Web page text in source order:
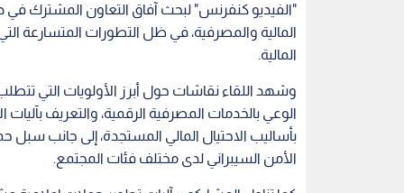
"الفيديو كنفرنس" لبحث آفاق التعاون المشترك في
المالية والمصرفية، في ظل التطورات المتسارعة
المالية.
وشهد اللقاء نقاشات حول أبرز الأولويات التي
الوعي بالخدمات المصرفية الرقمية، والتعريف بآليات
بأساليب الاحتيال المالي المستجدة، إلى جانب سبل
الأمن السيبراني لدى مختلف فئات المجتمع.